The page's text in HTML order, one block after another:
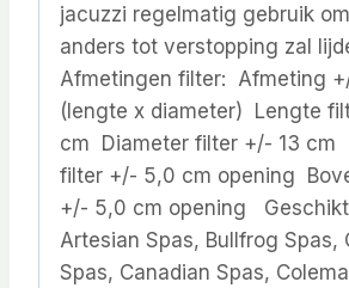
jacuzzi regelmatig gebruik
anders tot verstopping zal
Afmetingen filter: Afmeting
(lengte x diameter) Lengte
cm Diameter filter +/- 13 cm
filter +/- 5,0 cm opening
+/- 5,0 cm opening
Artesian Spas, Bullfrog Spas,
Spas, Canadian Spas,